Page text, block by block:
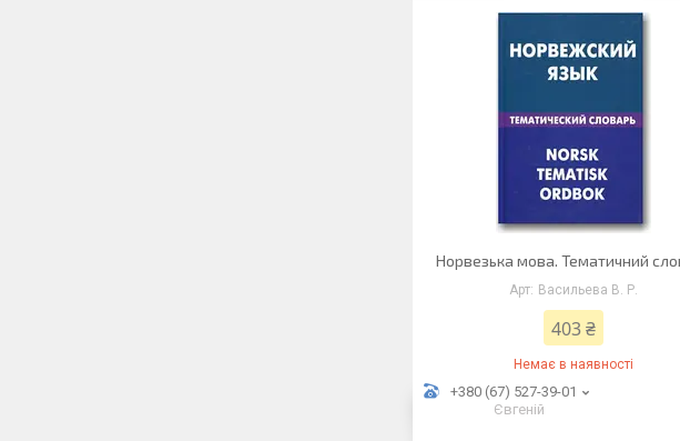
Норвезька мова. Тематичний
Васильева В. Р.
403 ₴
Немає в наявності
+380 (67) 527-39-01
Євгеній